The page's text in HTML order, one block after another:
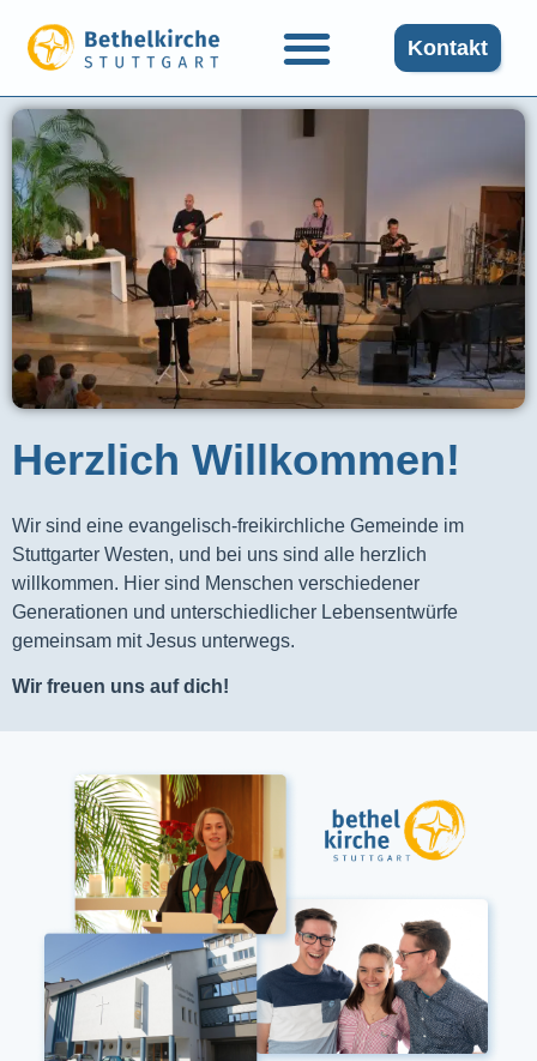
Kontakt
Herzlich Willkommen!
Wir sind eine evangelisch-freikirchliche Gemeinde im
Stuttgarter Westen, und bei uns sind alle herzlich
willkommen. Hier sind Menschen verschiedener
Generationen und unterschiedlicher Lebensentwürfe
gemeinsam mit Jesus unterwegs.
Wir freuen uns auf dich!